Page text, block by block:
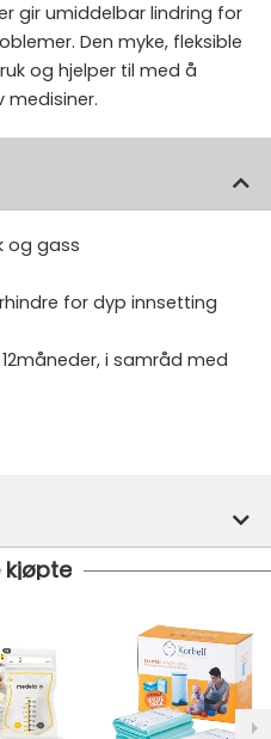
gir umiddelbar lindring for
Den myke, fleksible
og hjelper til med å
medisiner.
og gass
for dyp innsetting
i samråd med
utsendelse innen 24 timer
og Widerøe koster
er tilgjengelig på ditt
som et alternativ i kassen.
kjøpte